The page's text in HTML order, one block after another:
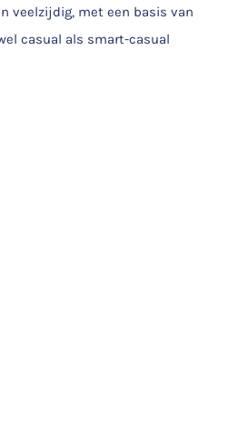
veelzijdig, met een basis van
casual als smart-casual